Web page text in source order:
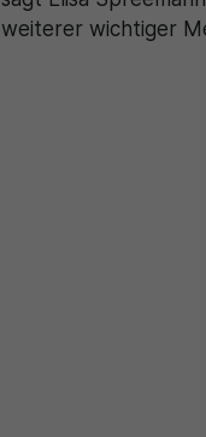
weiterer wichtiger